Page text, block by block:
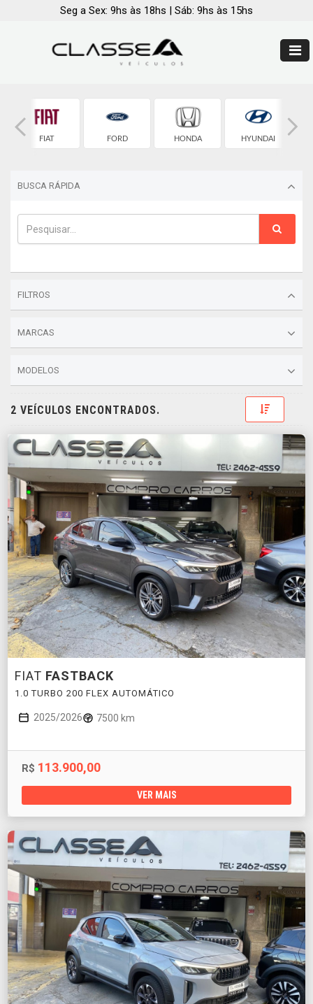
Seg a Sex: 9hs às 18hs | Sáb: 9hs às 15hs
FIAT FORD HONDA HYUNDAI
BUSCA RÁPIDA
FILTROS
MARCAS
MODELOS
2 VEÍCULOS ENCONTRADOS. Toggle
FIAT FASTBACK
1.0 TURBO 200 FLEX AUTOMÁTICO
2025/2026 7500 km
R$ 113.900,00
VER MAIS